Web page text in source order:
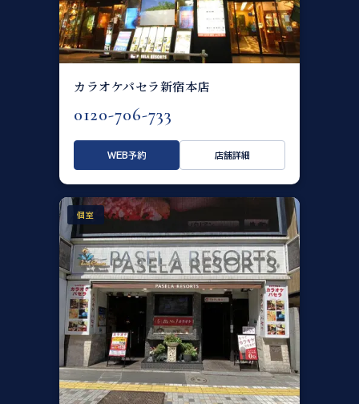
カラオケパセラ新宿本店
0120-706-733
WEB予約 店舗詳細
個室